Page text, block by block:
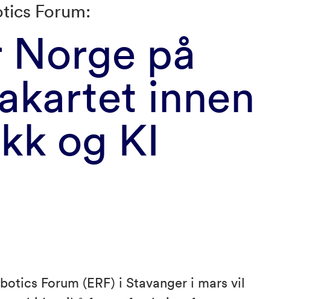
Forum:
Norge på
innen
og KI
Forum (ERF) i Stavanger i mars vil